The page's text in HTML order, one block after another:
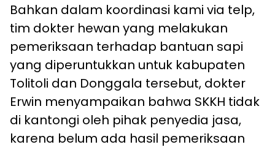
Bahkan dalam koordinasi kami via telp,
tim dokter hewan yang melakukan
pemeriksaan terhadap bantuan sapi
yang diperuntukkan untuk kabupaten
Tolitoli dan Donggala tersebut, dokter
Erwin menyampaikan bahwa SKKH tidak
di kantongi oleh pihak penyedia jasa,
karena belum ada hasil pemeriksaan